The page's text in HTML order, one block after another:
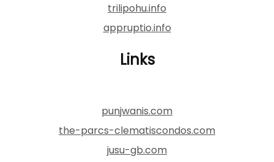
trilipohu.info
appruptio.info
Links
punjwanis.com
the-parcs-clematiscondos.com
jusu-gb.com